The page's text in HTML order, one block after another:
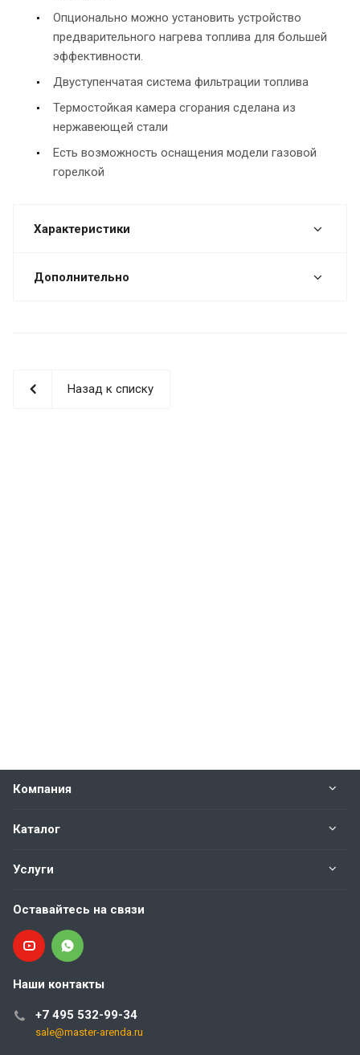
Опционально можно установить устройство
предварительного нагрева топлива для большей
эффективности.
Двуступенчатая система фильтрации топлива
Термостойкая камера сгорания сделана из
нержавеющей стали
Есть возможность оснащения модели газовой
горелкой
Характеристики
Дополнительно
Назад к списку
Компания
Каталог
Услуги
Оставайтесь на связи
Наши контакты
+7 495 532-99-34
sale@master-arenda.ru